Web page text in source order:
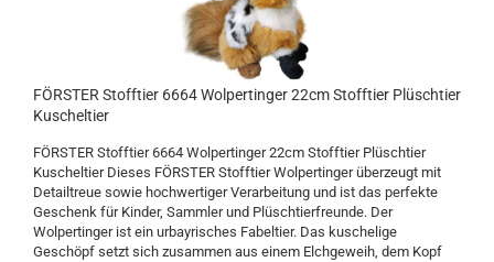
FÖRSTER Stofftier 6664 Wolpertinger 22cm Stofftier Plüschtier
Kuscheltier
FÖRSTER Stofftier 6664 Wolpertinger 22cm Stofftier Plüschtier
Kuscheltier Dieses FÖRSTER Stofftier Wolpertinger überzeugt mit
Detailtreue sowie hochwertiger Verarbeitung und ist das perfekte
Geschenk für Kinder, Sammler und Plüschtierfreunde. Der
Wolpertinger ist ein urbayrisches Fabeltier. Das kuschelige
Geschöpf setzt sich zusammen aus einem Elchgeweih, dem Kopf